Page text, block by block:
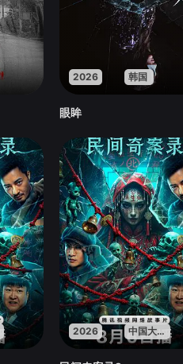
2026 韩国
眼眸
2026 中国大陆